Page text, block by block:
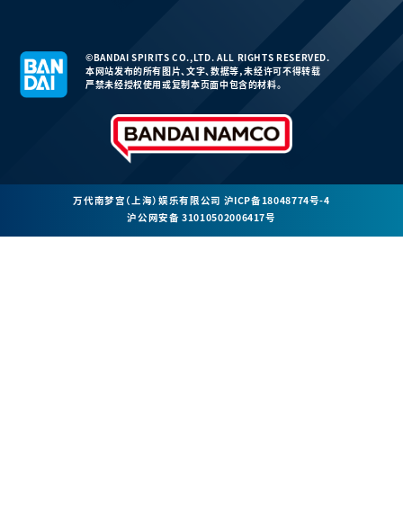
©BANDAI SPIRITS CO.,LTD. ALL RIGHTS RESERVED.
本网站发布的所有图片、文字、数据等，未经许可不得转载
严禁未经授权使用或复制本页面中包含的材料。
万代南梦宫（上海）娱乐有限公司 沪ICP备18048774号-4
沪公网安备 31010502006417号